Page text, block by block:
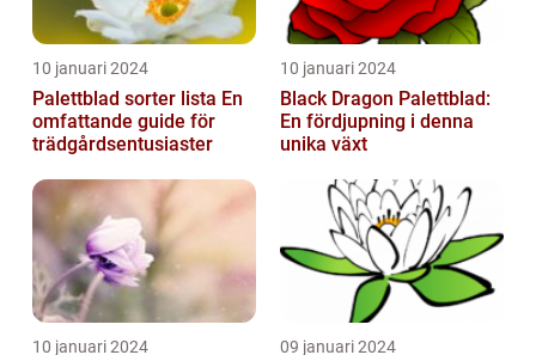
10 januari 2024
Palettblad sorter lista En
omfattande guide för
trädgårdsentusiaster
10 januari 2024
Black Dragon Palettblad:
En fördjupning i denna
unika växt
10 januari 2024 09 januari 2024